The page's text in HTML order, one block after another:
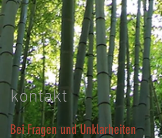
kontakt
Bei Fragen und Unklarheiten